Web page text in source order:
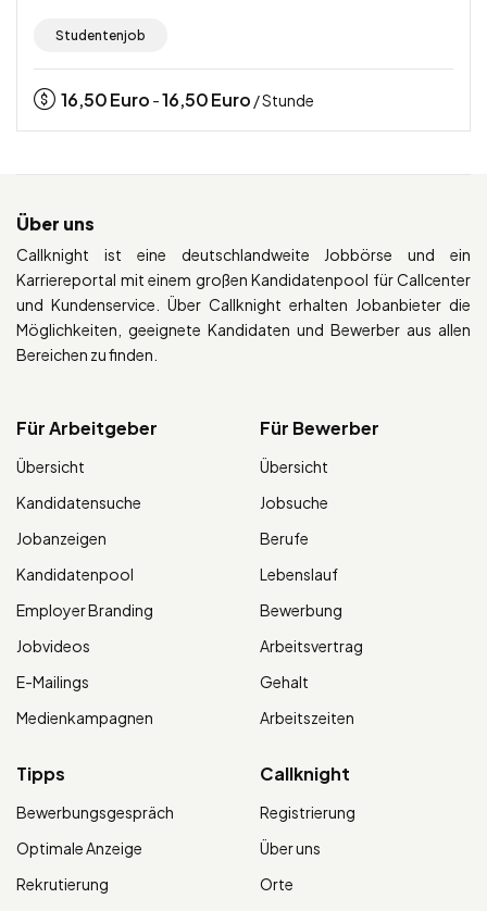
Studentenjob
16,50Euro -16,50Euro / Stunde
Über uns
Callknight ist eine deutschlandweite Jobbörse und ein
Karriereportal mit einem großen Kandidatenpool für Callcenter
und Kundenservice. Über Callknight erhalten Jobanbieter die
Möglichkeiten, geeignete Kandidaten und Bewerber aus allen
Bereichen zu finden.
Für Arbeitgeber
Übersicht
Kandidatensuche
Jobanzeigen
Kandidatenpool
Employer Branding
Jobvideos
E-Mailings
Medienkampagnen
Für Bewerber
Übersicht
Jobsuche
Berufe
Lebenslauf
Bewerbung
Arbeitsvertrag
Gehalt
Arbeitszeiten
Tipps
Bewerbungsgespräch
Optimale Anzeige
Rekrutierung
Callknight
Registrierung
Über uns
Orte